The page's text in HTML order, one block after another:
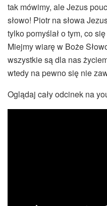
tak mówimy, ale Jezus
słowo! Piotr na słowa
tylko pomyślał o tym, co
Miejmy wiarę w Boże
wszystkie są dla nas
wtedy na pewno się nie
Oglądaj cały odcinek na